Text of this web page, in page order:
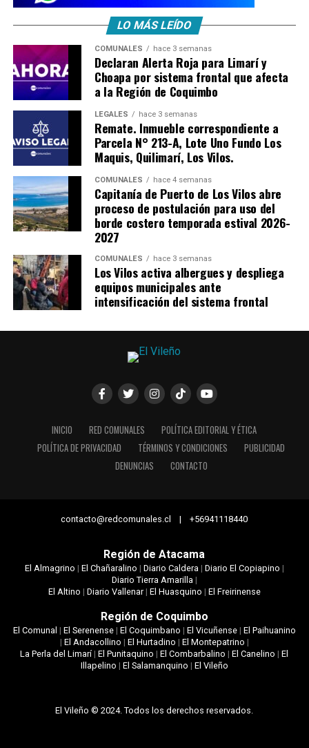
LO MÁS LEÍDO
COMUNALES hace 3 semanas
Declaran Alerta Roja para Limarí y
Choapa por sistema frontal que afecta
a la Región de Coquimbo
LEGALES hace 3 semanas
Remate. Inmueble correspondiente a
Parcela N° 213-A, Lote Uno Fundo Los
Maquis, Quilimarí, Los Vilos.
COMUNALES hace 4 semanas
Capitanía de Puerto de Los Vilos abre
proceso de postulación para uso del
borde costero temporada estival 2026-
2027
COMUNALES hace 3 semanas
Los Vilos activa albergues y despliega
equipos municipales ante
intensificación del sistema frontal
INICIO RED COMUNALES
POLÍTICA EDITORIAL Y ÉTICA
POLÍTICA DE PRIVACIDAD
TÉRMINOS Y CONDICIONES
PUBLICIDAD
DENUNCIAS
CONTACTO
contacto@redcomunales.cl | +56941118440
Región de Atacama
El Almagrino | El Chañaralino | Diario Caldera| Diario El Copiapino |
Diario Tierra Amarilla|
El Altino | Diario Vallenar| El Huasquino | El Freirinense
Región de Coquimbo
El Comunal | El Serenense| El Coquimbano | El Vicuñense| El Paihuanino
| El Andacollino | El Hurtadino | El Montepatrino |
La Perla del Limarí|El Punitaquino |El Combarbalino |El Canelino |El
Illapelino | El Salamanquino | El Vileño
El Vileño © 2024. Todos los derechos reservados.